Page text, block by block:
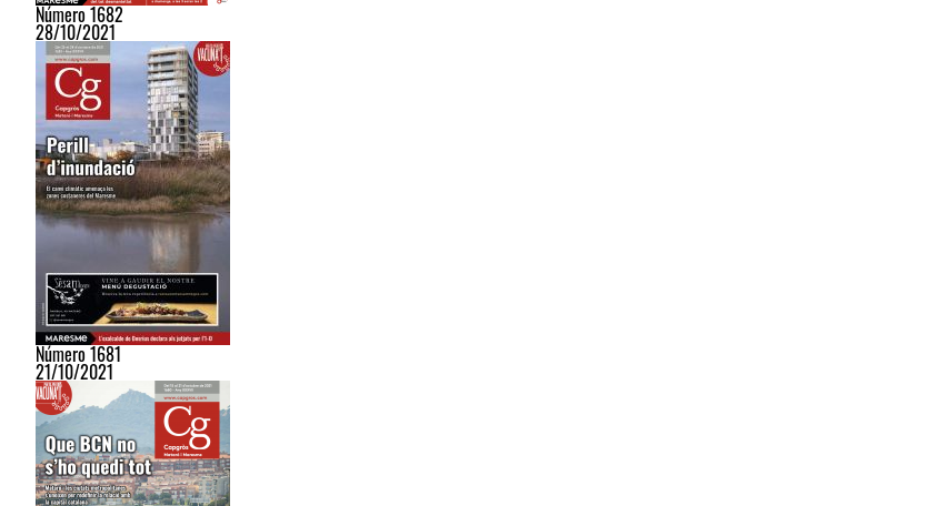
Número 1682
28/10/2021
Número 1681
21/10/2021